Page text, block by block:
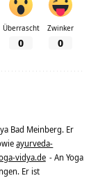
Überrascht
0
Zwinker
0
Bad Meinberg. Er
ayurveda-
vidya.de - An Yoga
Er ist